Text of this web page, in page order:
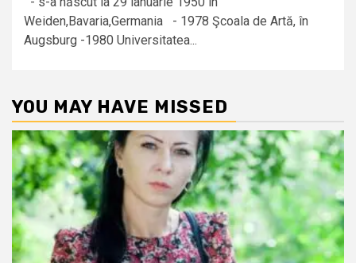
Weiden,Bavaria,Germania - 1978 Şcoala de Artă, în
Augsburg -1980 Universitatea...
YOU MAY HAVE MISSED